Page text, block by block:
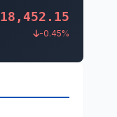
18,452.15
-0.45%